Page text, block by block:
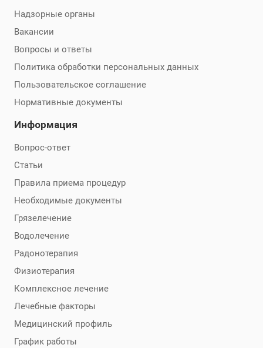
Надзорные органы
Вакансии
Вопросы и ответы
Политика обработки персональных данных
Пользовательское соглашение
Нормативные документы
Информация
Вопрос-ответ
Статьи
Правила приема процедур
Необходимые документы
Грязелечение
Водолечение
Радонотерапия
Физиотерапия
Комплексное лечение
Лечебные факторы
Медицинский профиль
График работы